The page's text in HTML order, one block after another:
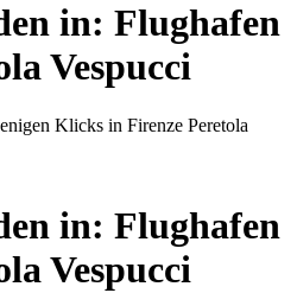
in: Flughafen
Vespucci
Klicks in Firenze Peretola
in: Flughafen
Vespucci